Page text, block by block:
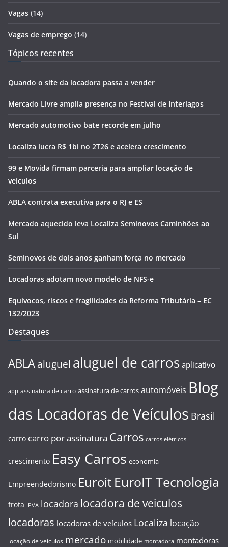
Vagas (14)
Vagas de emprego (14)
Tópicos recentes
Quando o site da locadora passa a vender
Mercado Livre amplia presença no Festival de Interlagos
Mercado automotivo bate recorde em julho
Localiza lucra R$ 1bi no 2T26 e acelera crescimento
99 e Movida firmam parceria para ampliar locação de
veículos
ABLA contrata executiva para o RJ e ES
Mercado aquecido leva Localiza Seminovos Caminhões ao
Sul
Seminovos de dois anos ganham força no mercado
Locadoras adotam novo modelo de NFS-e
Equívocos, riscos e fragilidades da Reforma Tributária – EC
132/2023
Destaques
ABLA aluguel aluguel de carros aplicativo
app assinatura de carro assinatura de carros automóveis Blog
das Locadoras de Veículos Brasil
carro carro por assinatura Carros carros elétricos
crescimento Easy Carros economia
Empreendedorismo Euroit EuroIT Tecnologia
frota IPVA locadora locadora de veiculos
locadoras locadoras de veículos Localiza locação
locação de veículos mercado mobilidade montadora montadoras